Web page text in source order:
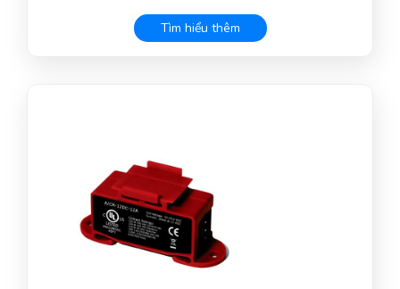
Tìm hiểu thêm